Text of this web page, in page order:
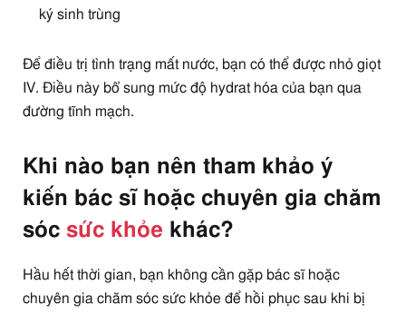
ký sinh trùng
Để điều trị tình trạng mất nước, bạn có thể được nhỏ giọt
IV. Điều này bổ sung mức độ hydrat hóa của bạn qua
đường tĩnh mạch.
Khi nào bạn nên tham khảo ý
kiến ​​bác sĩ hoặc chuyên gia chăm
sóc sức khỏe khác?
Hầu hết thời gian, bạn không cần gặp bác sĩ hoặc
chuyên gia chăm sóc sức khỏe để hồi phục sau khi bị